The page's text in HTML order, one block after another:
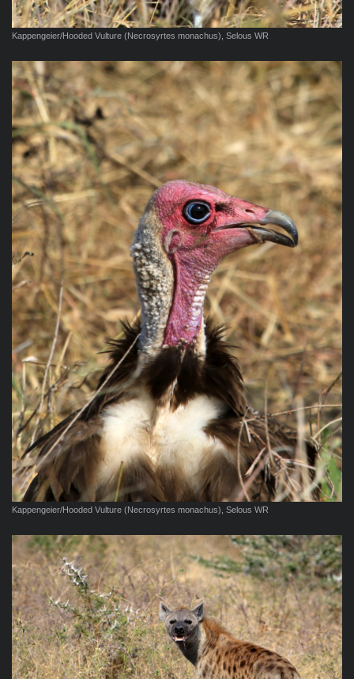
Kappengeier/Hooded Vulture (Necrosyrtes monachus), Selous WR
Kappengeier/Hooded Vulture (Necrosyrtes monachus), Selous WR